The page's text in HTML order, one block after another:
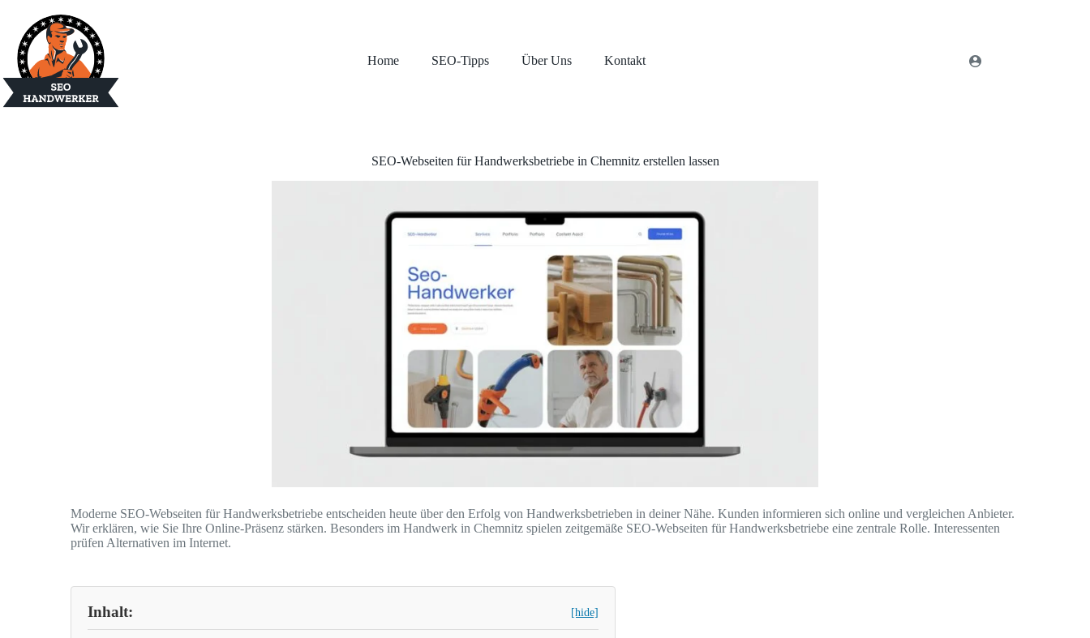
Home SEO-Tipps Über Uns Kontakt
SEO-Webseiten für Handwerksbetriebe in Chemnitz erstellen lassen
Moderne SEO-Webseiten für Handwerksbetriebe entscheiden heute über den Erfolg von Handwerksbetrieben in deiner Nähe. Kunden informieren sich online und vergleichen Anbieter.
Wir erklären, wie Sie Ihre Online-Präsenz stärken. Besonders im Handwerk in Chemnitz spielen zeitgemäße SEO-Webseiten für Handwerksbetriebe eine zentrale Rolle. Interessenten
prüfen Alternativen im Internet.
Inhalt: [hide]